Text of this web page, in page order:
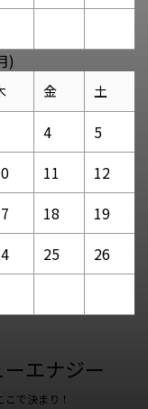
)
金 土
4
5
11
12
18
19
25
26
エナジー
で決まり！